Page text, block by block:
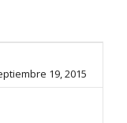
19, 2015